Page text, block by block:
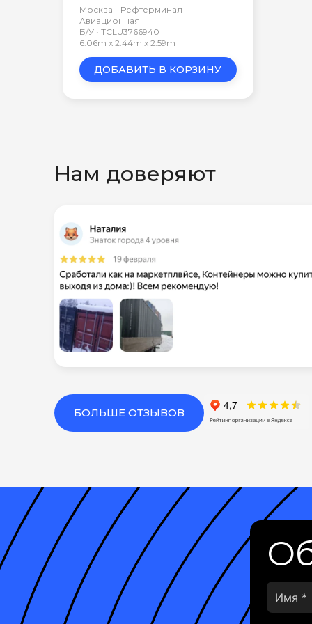
Москва - Рефтерминал-
Авиационная
Б/У • TCLU3766940
6.06m x 2.44m x 2.59m
ДОБАВИТЬ В КОРЗИНУ
Нам доверяют
БОЛЬШЕ ОТЗЫВОВ